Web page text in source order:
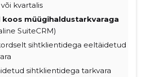
kvartalis
koos müügihaldustarkvaraga
SuiteCRM)
sihtklientidega eeltäidetud
sihtklientidega tarkvara